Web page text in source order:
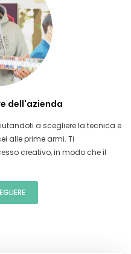
dell'azienda
a scegliere la tecnica e
alle prime armi. Ti
creativo, in modo che il